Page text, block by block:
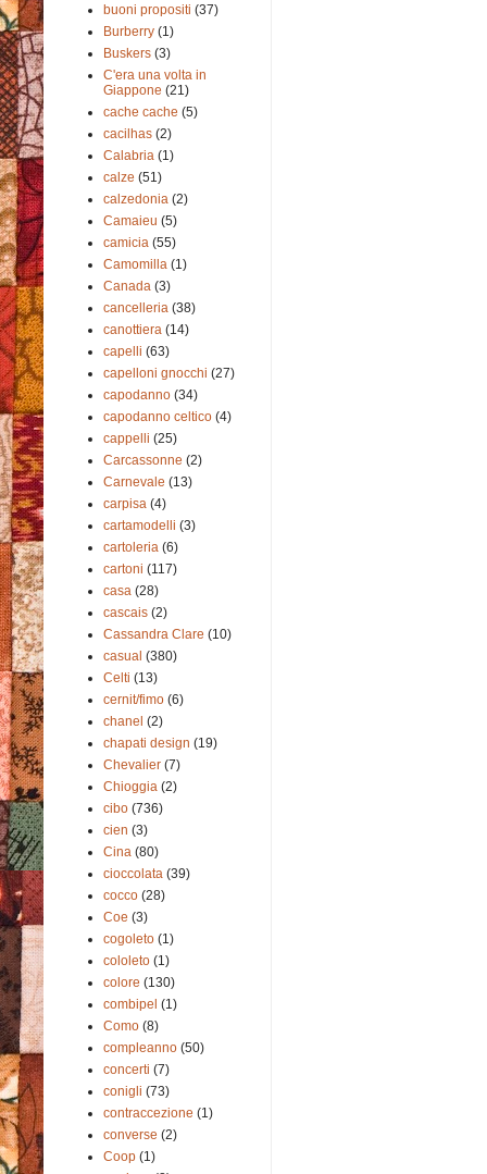
buoni propositi (37)
Burberry (1)
Buskers (3)
C'era una volta in
Giappone (21)
cache cache (5)
cacilhas (2)
Calabria (1)
calze (51)
calzedonia (2)
Camaieu (5)
camicia (55)
Camomilla (1)
Canada (3)
cancelleria (38)
canottiera (14)
capelli (63)
capelloni gnocchi (27)
capodanno (34)
capodanno celtico (4)
cappelli (25)
Carcassonne (2)
Carnevale (13)
carpisa (4)
cartamodelli (3)
cartoleria (6)
cartoni (117)
casa (28)
cascais (2)
Cassandra Clare (10)
casual (380)
Celti (13)
cernit/fimo (6)
chanel (2)
chapati design (19)
Chevalier (7)
Chioggia (2)
cibo (736)
cien (3)
Cina (80)
cioccolata (39)
cocco (28)
Coe (3)
cogoleto (1)
cololeto (1)
colore (130)
combipel (1)
Como (8)
compleanno (50)
concerti (7)
conigli (73)
contraccezione (1)
converse (2)
Coop (1)